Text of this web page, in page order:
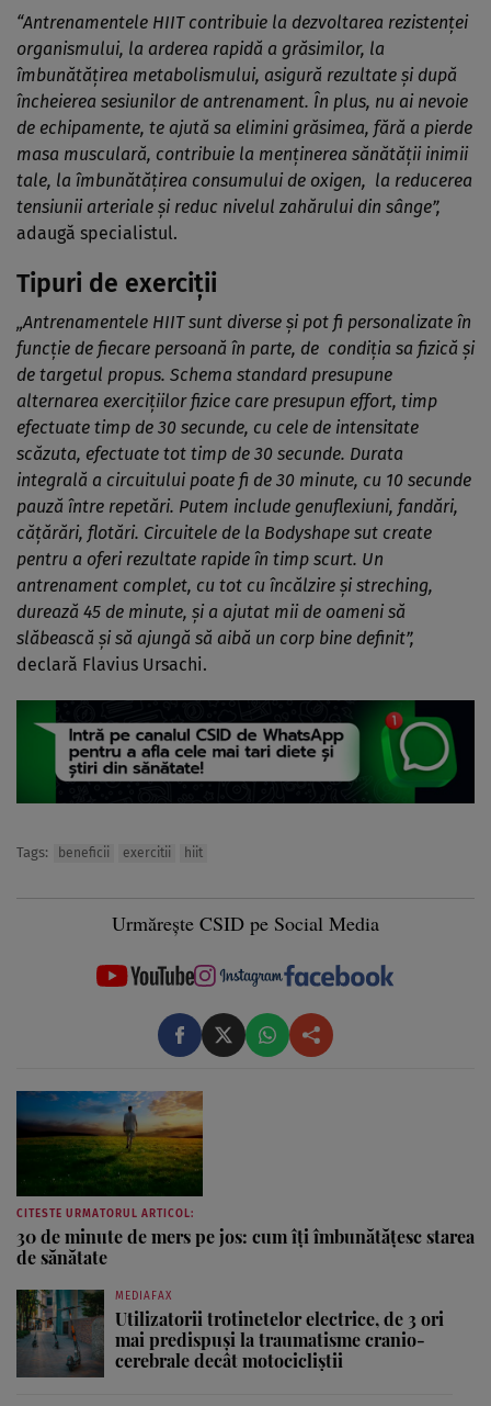
“Antrenamentele HIIT contribuie la dezvoltarea rezistenţei
organismului, la arderea rapidă a grăsimilor, la
îmbunătăţirea metabolismului, asigură rezultate şi după
încheierea sesiunilor de antrenament. În plus, nu ai nevoie
de echipamente, te ajută sa elimini grăsimea, fără a pierde
masa musculară, contribuie la menţinerea sănătăţii inimii
tale, la îmbunătăţirea consumului de oxigen, la reducerea
tensiunii arteriale şi reduc nivelul zahărului din sânge”,
adaugă specialistul.
Tipuri de exerciţii
„Antrenamentele HIIT sunt diverse şi pot fi personalizate în
funcţie de fiecare persoană în parte, de condiţia sa fizică şi
de targetul propus. Schema standard presupune
alternarea exerciţiilor fizice care presupun effort, timp
efectuate timp de 30 secunde, cu cele de intensitate
scăzuta, efectuate tot timp de 30 secunde. Durata
integrală a circuitului poate fi de 30 minute, cu 10 secunde
pauză între repetări. Putem include genuflexiuni, fandări,
căţărări, flotări. Circuitele de la Bodyshape sut create
pentru a oferi rezultate rapide în timp scurt. Un
antrenament complet, cu tot cu încălzire şi streching,
durează 45 de minute, şi a ajutat mii de oameni să
slăbească şi să ajungă să aibă un corp bine definit”,
declară Flavius Ursachi.
Tags: beneficii exercitii hiit
Urmărește CSID pe Social Media
CITESTE URMATORUL ARTICOL:
30 de minute de mers pe jos: cum îţi îmbunătăţesc starea
de sănătate
MEDIAFAX
Utilizatorii trotinetelor electrice, de 3 ori
mai predispuși la traumatisme cranio-
cerebrale decât motocicliștii